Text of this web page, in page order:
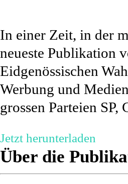
In einer Zeit, in der
neueste Publikation
Eidgenössischen
Werbung und
grossen Parteien
Jetzt herunterladen
Über die